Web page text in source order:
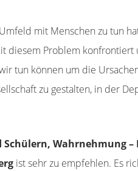
mit Menschen zu tun
diesem Problem konfrontiert
tun können um die
zu gestalten, in der
Wahrnehmung
ist sehr zu empfehlen. Es